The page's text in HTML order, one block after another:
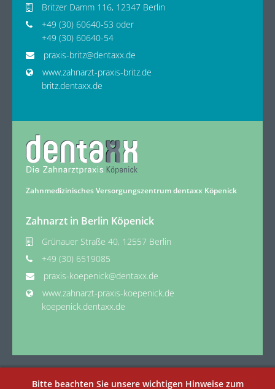
Bitte beachten Sie unsere wichtigen Hinweise zum
Britzer Damm 116, 12347 Berlin
+49 (30) 60640-53 oder
+49 (30) 60640-54
praxis-britz@dentaxx.de
www.zahnarzt-praxis-britz.de
britz.dentaxx.de
Zahnmedizinisches Versorgungszentrum dentaxx Köpenick
Zahnarzt in Berlin Köpenick
Grünauer Straße 40, 12557 Berlin
+49 (30) 6519085
praxis-koepenick@dentaxx.de
www.zahnarzt-praxis-koepenick.de
koepenick.dentaxx.de